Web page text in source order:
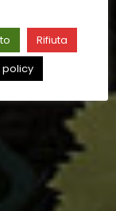
Rifiuta